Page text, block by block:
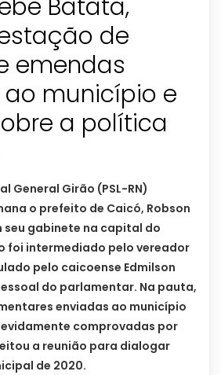
Batata,
de
emendas
município e
a política
General Girão (PSL-RN)
o prefeito de Caicó, Robson
seu gabinete na capital do
foi intermediado pelo vereador
pelo caicoense Edmilson
do parlamentar. Na pauta,
enviadas ao município
comprovadas por
a reunião para dialogar
de 2020.